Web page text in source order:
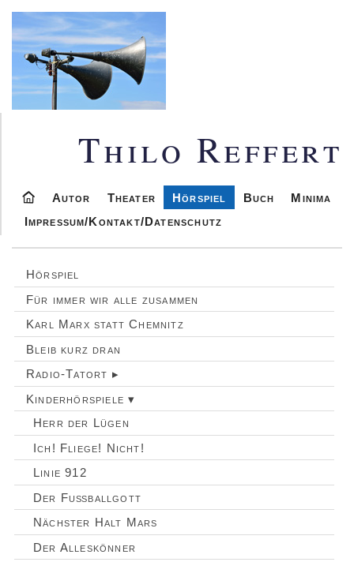
Thilo Reffert
Autor Theater Hörspiel Buch
Minima
Impressum/Kontakt/Datenschutz
Hörspiel
Für immer wir alle zusammen
Karl Marx statt Chemnitz
Bleib kurz dran
Radio-Tatort ▸
Kinderhörspiele ▾
Herr der Lügen
Ich! Fliege! Nicht!
Linie 912
Der Fußballgott
Nächster Halt Mars
Der Alleskönner